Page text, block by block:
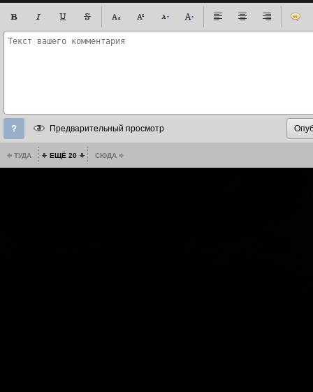
Предварительный просмотр
ТУДА ЕЩЁ 20 СЮДА